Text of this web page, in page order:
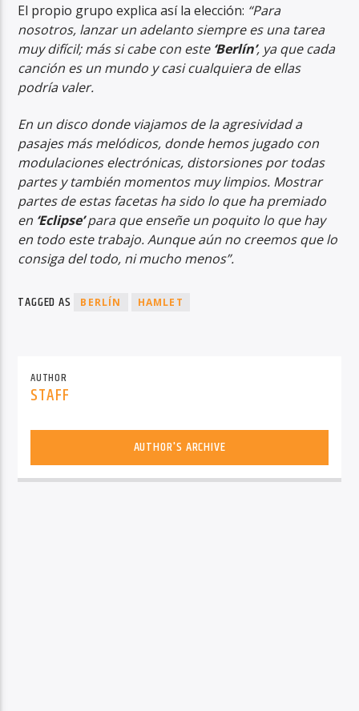
El propio grupo explica así la elección: “Para
nosotros, lanzar un adelanto siempre es una tarea
muy difícil; más si cabe con este ‘Berlín’, ya que cada
canción es un mundo y casi cualquiera de ellas
podría valer.
En un disco donde viajamos de la agresividad a
pasajes más melódicos, donde hemos jugado con
modulaciones electrónicas, distorsiones por todas
partes y también momentos muy limpios. Mostrar
partes de estas facetas ha sido lo que ha premiado
en ‘Eclipse’para que enseñe un poquito lo que hay
en todo este trabajo. Aunque aún no creemos que lo
consiga del todo, ni mucho menos”.
TAGGED AS BERLÍN HAMLET
AUTHOR
STAFF
AUTHOR'S ARCHIVE